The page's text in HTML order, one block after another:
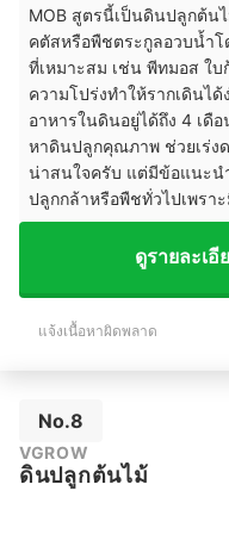
MOB สูตรนี้เป็นดินปลูกต้น
คตัสหรือพืชตระกูลอวบน้ำ
ที่เหมาะสม เช่น พีทมอส ใ
ความโปร่งทำให้รากเดินไ
อาหารในดินอยู่ได้ถึง 4 เดื
หาดินปลูกคุณภาพ ช่วยเร่ง
น่าสนใจครับ แต่มีข้อแนะน
ปลูกกล้าหรือพืชทั่วไปเพรา
ดูรายละเอี
แจ้งเนื้อหาผิดพลาด
No.8
VGROW
ดินปลูกต้นไม้